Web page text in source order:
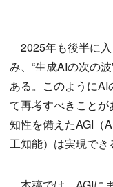
2025年も後半に
み、“生成AIの次の
ある。このように
て再考すべきこと
知性を備えたAGI（
工知能）は実現でき